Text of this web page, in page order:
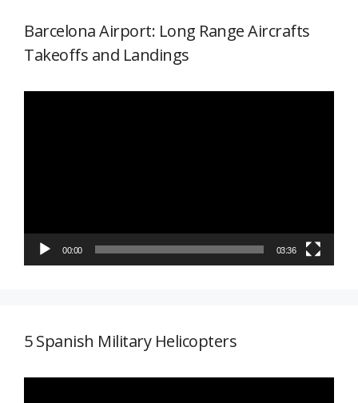
Barcelona Airport: Long Range Aircrafts
Takeoffs and Landings
00:00 03:36
5 Spanish Military Helicopters